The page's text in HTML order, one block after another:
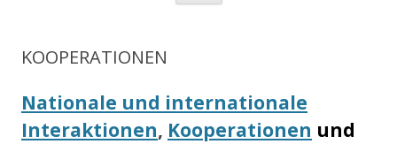
springen
KOOPERATIONEN
Nationale und internationale
Interaktionen, Kooperationen und